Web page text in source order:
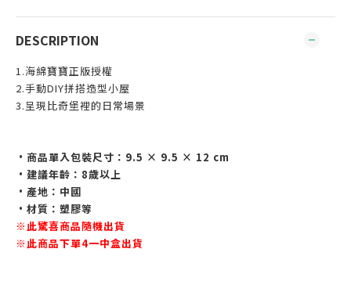
DESCRIPTION
1.海綿寶寶正版授權
2.手動DIY拼搭造型小屋
3.呈現比奇堡裡的日常場景
•商品單入包裝尺寸：9.5 × 9.5 × 12 cm
•建議年齡：8歲以上
•產地：中國
•材質：塑膠等
※此驚喜商品隨機出貨
※此商品下單4一中盒出貨